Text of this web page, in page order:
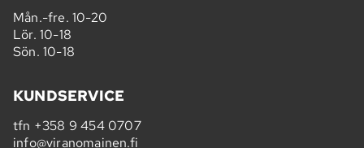
Mån.-fre. 10-20
Lör. 10-18
Sön. 10-18
KUNDSERVICE
tfn +358 9 454 0707
info@viranomainen.fi